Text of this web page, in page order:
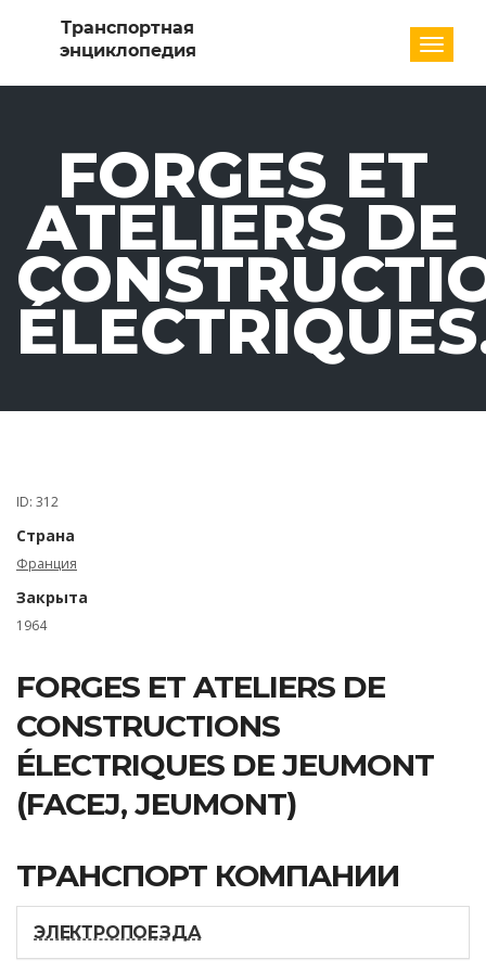
FORGES ET
ATELIERS DE
ID: 312
Страна
Франция
Закрыта
1964
FORGES ET ATELIERS DE
CONSTRUCTIONS
ÉLECTRIQUES DE JEUMONT
(FACEJ, JEUMONT)
ТРАНСПОРТ КОМПАНИИ
ЭЛЕКТРОПОЕЗДА